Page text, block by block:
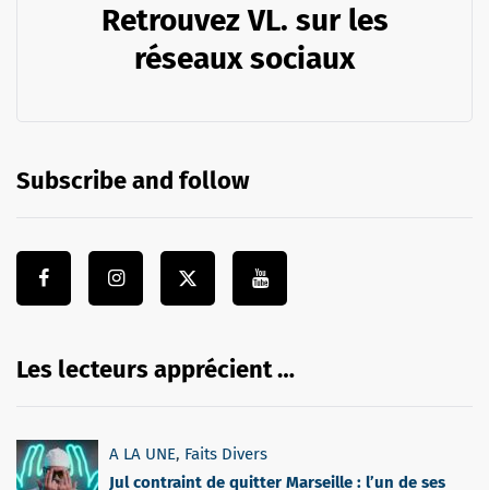
Retrouvez VL. sur les
réseaux sociaux
Subscribe and follow
Les lecteurs apprécient …
A LA UNE, Faits Divers
Jul contraint de quitter Marseille : l’un de ses